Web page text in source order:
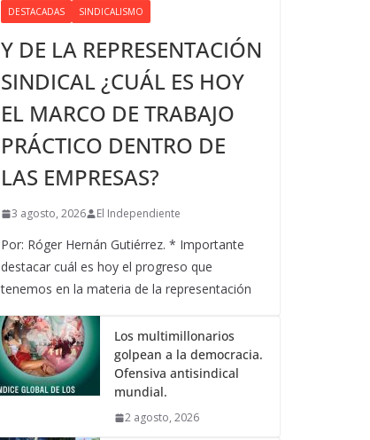
DESTACADAS SINDICALISMO
Y DE LA REPRESENTACIÓN
SINDICAL ¿CUÁL ES HOY
EL MARCO DE TRABAJO
PRÁCTICO DENTRO DE
LAS EMPRESAS?
3 agosto, 2026 El Independiente
Por: Róger Hernán Gutiérrez. * Importante
destacar cuál es hoy el progreso que
tenemos en la materia de la representación
Los multimillonarios
golpean a la democracia.
Ofensiva antisindical
mundial.
2 agosto, 2026